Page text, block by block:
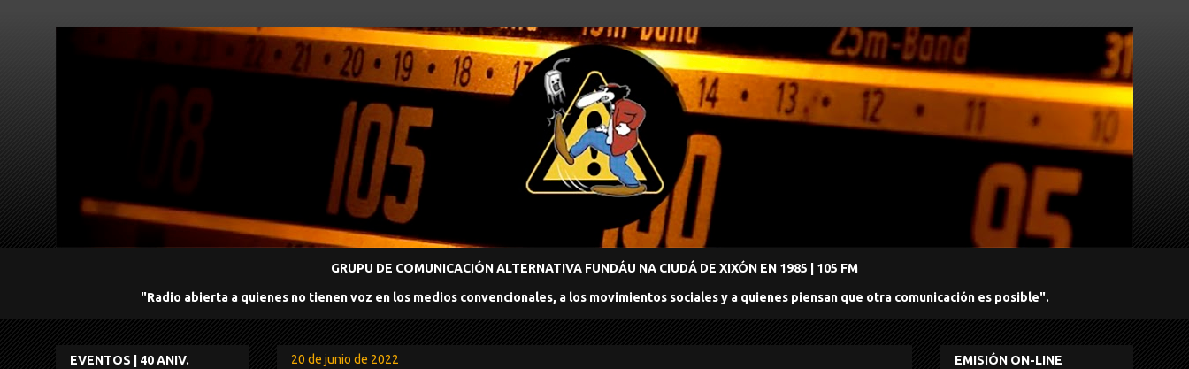
GRUPU DE COMUNICACIÓN ALTERNATIVA FUNDÁU NA CIUDÁ DE XIXÓN EN 1985 | 105 FM
"Radio abierta a quienes no tienen voz en los medios convencionales, a los movimientos sociales y a quienes piensan que otra comunicación es posible".
20 de junio de 2022
EVENTOS | 40 ANIV. EMISIÓN ON-LINE